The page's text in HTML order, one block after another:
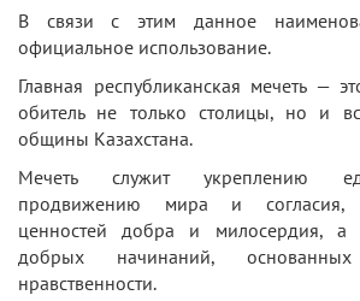
В связи с этим данное
официальное использование.
Главная республиканская мечеть —
обитель не только столицы, но и
общины Казахстана.
Мечеть служит укреплению
продвижению мира и согласия,
ценностей добра и милосердия, а
добрых начинаний,
нравственности.